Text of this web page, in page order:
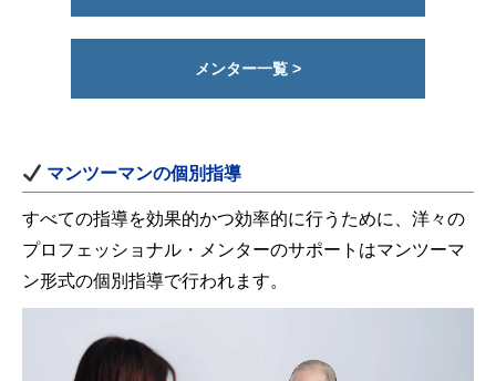
メンター一覧 >
マンツーマンの個別指導
すべての指導を効果的かつ効率的に行うために、洋々の
プロフェッショナル・メンターのサポートはマンツーマ
ン形式の個別指導で行われます。